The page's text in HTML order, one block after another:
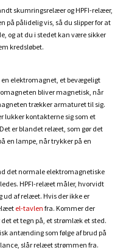
skumringsrelæer og HPFI-relæer,
på pålidelig vis, så du slipper for at
og at du i stedet kan være sikker
kredsløbet.
elektromagnet, et bevægeligt
bliver magnetisk, når
trækker armaturet til sig.
lukker kontakterne sig som et
er blandet relæet, som gør det
en lampe, når trykker på en
det normale elektromagnetiske
HPFI-relæet måler, hvorvidt
ud af relæet. Hvis der ikke er
el-tavlen fra. Kommer der
et tegn på, et strømlæk et sted.
antænding som følge af brud på
slår relæet strømmen fra.